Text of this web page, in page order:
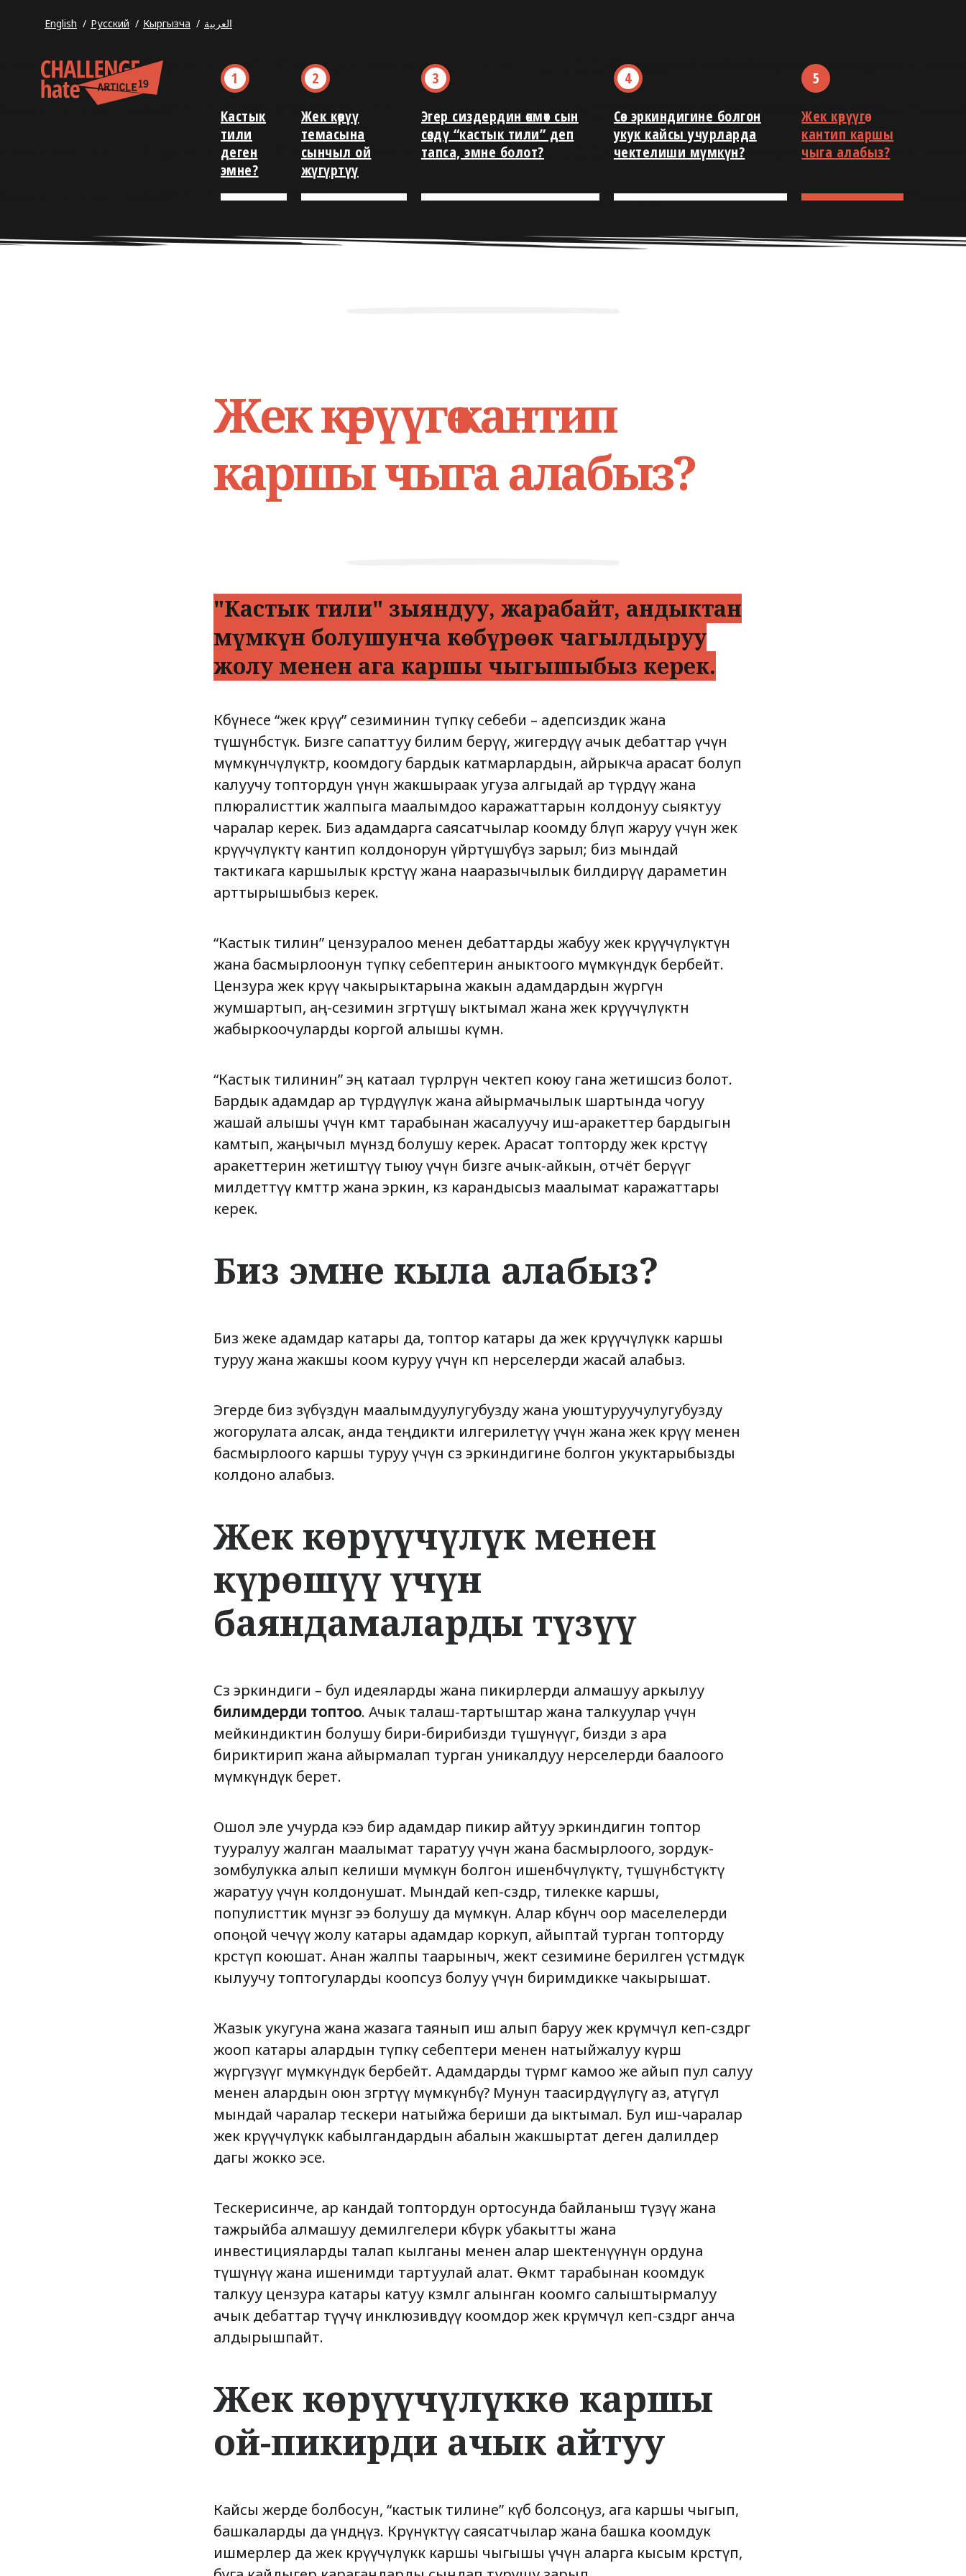
English Русский Кыргызча العربية
Кастык
тили
деген
эмне?
Жек көрүү
темасына
сынчыл ой
жүгүртүү
Эгер сиздердин өкмөт сын
сөздү “кастык тили” деп
тапса, эмне болот?
Сөз эркиндигине болгон
укук кайсы учурларда
чектелиши мүмкүн?
Жек көрүүгө
кантип каршы
чыга алабыз?
Жек көрүүгө кантип
каршы чыга алабыз?
"Кастык тили" зыяндуу, жарабайт, андыктан
мүмкүн болушунча көбүрөөк чагылдыруу
жолу менен ага каршы чыгышыбыз керек.
Көбүнесе “жек көрүү” сезиминин түпкү себеби – адепсиздик жана
түшүнбөстүк. Бизге сапаттуу билим берүү, жигердүү ачык дебаттар үчүн
мүмкүнчүлүктөр, коомдогу бардык катмарлардын, айрыкча арасат болуп
калуучу топтордун үнүн жакшыраак угуза алгыдай ар түрдүү жана
плюралисттик жалпыга маалымдоо каражаттарын колдонуу сыяктуу
чаралар керек. Биз адамдарга саясатчылар коомду бөлүп жаруу үчүн жек
көрүүчүлүктү кантип колдонорун үйрөтүшүбүз зарыл; биз мындай
тактикага каршылык көрсөтүү жана нааразычылык билдирүү дараметин
арттырышыбыз керек.
“Кастык тилин” цензуралоо менен дебаттарды жабуу жек көрүүчүлүктүн
жана басмырлоонун түпкү себептерин аныктоого мүмкүндүк бербейт.
Цензура жек көрүү чакырыктарына жакын адамдардын жүрөгүн
жумшартып, аң-сезимин өзгөртүшү ыктымал жана жек көрүүчүлүктөн
жабыркоочуларды коргой алышы күмөн.
“Кастык тилинин” эң катаал түрлөрүн чектеп коюу гана жетишсиз болот.
Бардык адамдар ар түрдүүлүк жана айырмачылык шартында чогуу
жашай алышы үчүн өкмөт тарабынан жасалуучу иш-аракеттер бардыгын
камтып, жаңычыл мүнөздө болушу керек. Арасат топторду жек көрсөтүү
аракеттерин жетиштүү тыюу үчүн бизге ачык-айкын, отчёт берүүгө
милдеттүү өкмөттөр жана эркин, көз карандысыз маалымат каражаттары
керек.
Биз эмне кыла алабыз?
Биз жеке адамдар катары да, топтор катары да жек көрүүчүлүккө каршы
туруу жана жакшы коом куруу үчүн көп нерселерди жасай алабыз.
Эгерде биз өзүбүздүн маалымдуулугубузду жана уюштуруучулугубузду
жогорулата алсак, анда теңдикти илгерилетүү үчүн жана жек көрүү менен
басмырлоого каршы туруу үчүн сөз эркиндигине болгон укуктарыбызды
колдоно алабыз.
Жек көрүүчүлүк менен
күрөшүү үчүн
баяндамаларды түзүү
Сөз эркиндиги – бул идеяларды жана пикирлерди алмашуу аркылуу
билимдерди топтоо. Ачык талаш-тартыштар жана талкуулар үчүн
мейкиндиктин болушу бири-бирибизди түшүнүүгө, бизди өз ара
бириктирип жана айырмалап турган уникалдуу нерселерди баалоого
мүмкүндүк берет.
Ошол эле учурда кээ бир адамдар пикир айтуу эркиндигин топтор
тууралуу жалган маалымат таратуу үчүн жана басмырлоого, зордук-
зомбулукка алып келиши мүмкүн болгон ишенбөөчүлүктү, түшүнбөстүктү
жаратуу үчүн колдонушат. Мындай кеп-сөздөр, тилекке каршы,
популисттик мүнөзгө ээ болушу да мүмкүн. Алар көбүнчө оор маселелерди
опоңой чечүү жолу катары адамдар коркуп, айыптай турган топторду
көрсөтүп коюшат. Анан жалпы таарыныч, жектөө сезимине берилген үстөмдүк
кылуучу топтогуларды коопсуз болуу үчүн биримдикке чакырышат.
Жазык укугуна жана жазага таянып иш алып баруу жек көрүмчүл кеп-сөздөргө
жооп катары алардын түпкү себептери менен натыйжалуу күрөш
жүргүзүүгө мүмкүндүк бербейт. Адамдарды түрмөгө камоо же айып пул салуу
менен алардын оюн өзгөртүү мүмкүнбү? Мунун таасирдүүлүгү аз, атүгүл
мындай чаралар тескери натыйжа бериши да ыктымал. Бул иш-чаралар
жек көрүүчүлүккө кабылгандардын абалын жакшыртат деген далилдер
дагы жокко эсе.
Тескерисинче, ар кандай топтордун ортосунда байланыш түзүү жана
тажрыйба алмашуу демилгелери көбүрөөк убакытты жана
инвестицияларды талап кылганы менен алар шектенүүнүн ордуна
түшүнүү жана ишенимди тартуулай алат. Өкмөт тарабынан коомдук
талкуу цензура катары катуу көзөмөлгө алынган коомго салыштырмалуу
ачык дебаттар өтүүчү инклюзивдүү коомдор жек көрүмчүл кеп-сөздөргө анча
алдырышпайт.
Жек көрүүчүлүккө каршы
ой-пикирди ачык айтуу
Кайсы жерде болбосун, “кастык тилине” күбө болсоңуз, ага каршы чыгып,
башкаларды да үндөңүз. Көрүнүктүү саясатчылар жана башка коомдук
ишмерлер да жек көрүүчүлүккө каршы чыгышы үчүн аларга кысым көрсөтүп,